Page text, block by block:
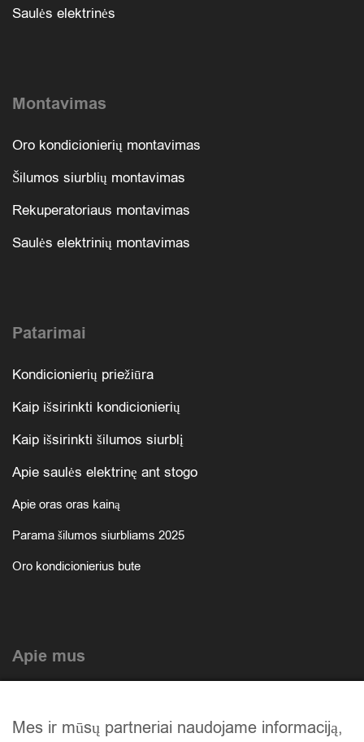
Saulės elektrinės
Montavimas
Oro kondicionierių montavimas
Šilumos siurblių montavimas
Rekuperatoriaus montavimas
Saulės elektrinių montavimas
Patarimai
Kondicionierių priežiūra
Kaip išsirinkti kondicionierių
Kaip išsirinkti šilumos siurblį
Apie saulės elektrinę ant stogo
Apie oras oras kainą
Parama šilumos siurbliams 2025
Oro kondicionierius bute
Apie mus
Mūsų istorija
Mes ir mūsų partneriai naudojame informaciją,